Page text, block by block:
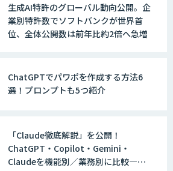
生成AI Partner｜AIエージェン
SFA/CRM
RECORD Plus
生成AI特許のグローバル動向公開。企
業別特許数でソフトバンクが世界首
位、全体公開数は前年比約2倍へ急増
ChatGPTでパワポを作成する方法6
選！プロンプトも5つ紹介
「Claude徹底解説」を公開！
ChatGPT・Copilot・Gemini・
Claudeを機能別／業務別に比較―自